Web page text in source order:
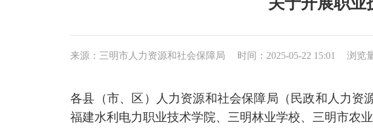
来源：三明市人力资源和社会保障局 时间：2025-05-22 15:01 浏览
各县（市、区）人力资源和社会保障局（民政和人力资
福建水利电力职业技术学院、三明林业学校、三明市农